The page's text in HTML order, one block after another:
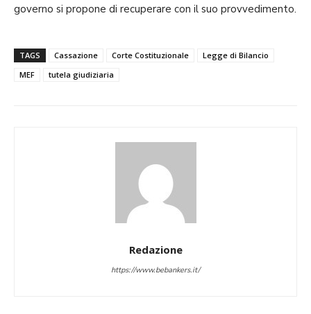
governo si propone di recuperare con il suo provvedimento.
TAGS Cassazione Corte Costituzionale
Legge di Bilancio
MEF
tutela giudiziaria
Redazione
https://www.bebankers.it/